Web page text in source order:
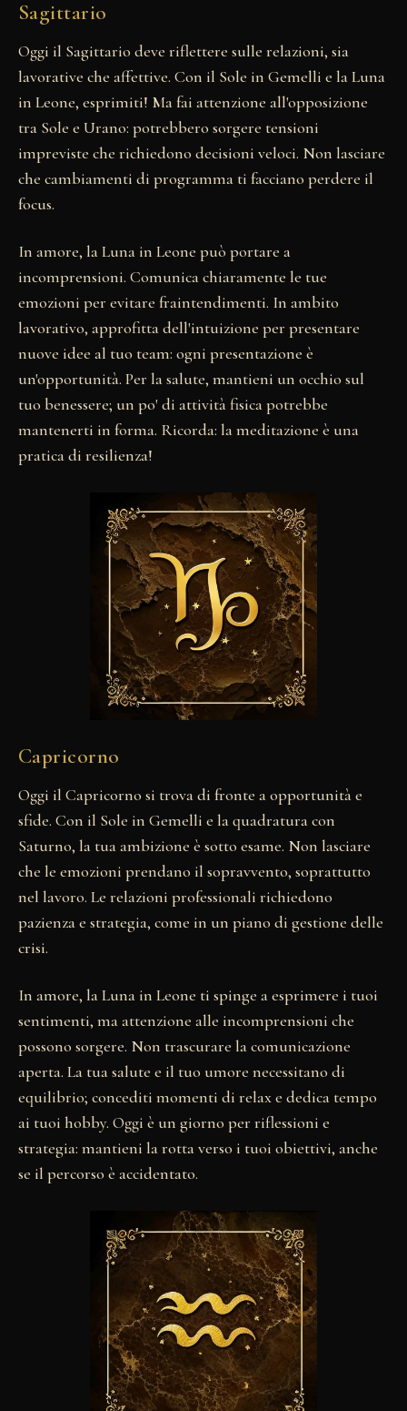
Sagittario
Oggi il Sagittario deve riflettere sulle relazioni, sia
lavorative che affettive. Con il Sole in Gemelli e la Luna
in Leone, esprimiti! Ma fai attenzione all'opposizione
tra Sole e Urano: potrebbero sorgere tensioni
impreviste che richiedono decisioni veloci. Non lasciare
che cambiamenti di programma ti facciano perdere il
focus.
In amore, la Luna in Leone può portare a
incomprensioni. Comunica chiaramente le tue
emozioni per evitare fraintendimenti. In ambito
lavorativo, approfitta dell'intuizione per presentare
nuove idee al tuo team: ogni presentazione è
un'opportunità. Per la salute, mantieni un occhio sul
tuo benessere; un po' di attività fisica potrebbe
mantenerti in forma. Ricorda: la meditazione è una
pratica di resilienza!
Capricorno
Oggi il Capricorno si trova di fronte a opportunità e
sfide. Con il Sole in Gemelli e la quadratura con
Saturno, la tua ambizione è sotto esame. Non lasciare
che le emozioni prendano il sopravvento, soprattutto
nel lavoro. Le relazioni professionali richiedono
pazienza e strategia, come in un piano di gestione delle
crisi.
In amore, la Luna in Leone ti spinge a esprimere i tuoi
sentimenti, ma attenzione alle incomprensioni che
possono sorgere. Non trascurare la comunicazione
aperta. La tua salute e il tuo umore necessitano di
equilibrio; concediti momenti di relax e dedica tempo
ai tuoi hobby. Oggi è un giorno per riflessioni e
strategia: mantieni la rotta verso i tuoi obiettivi, anche
se il percorso è accidentato.